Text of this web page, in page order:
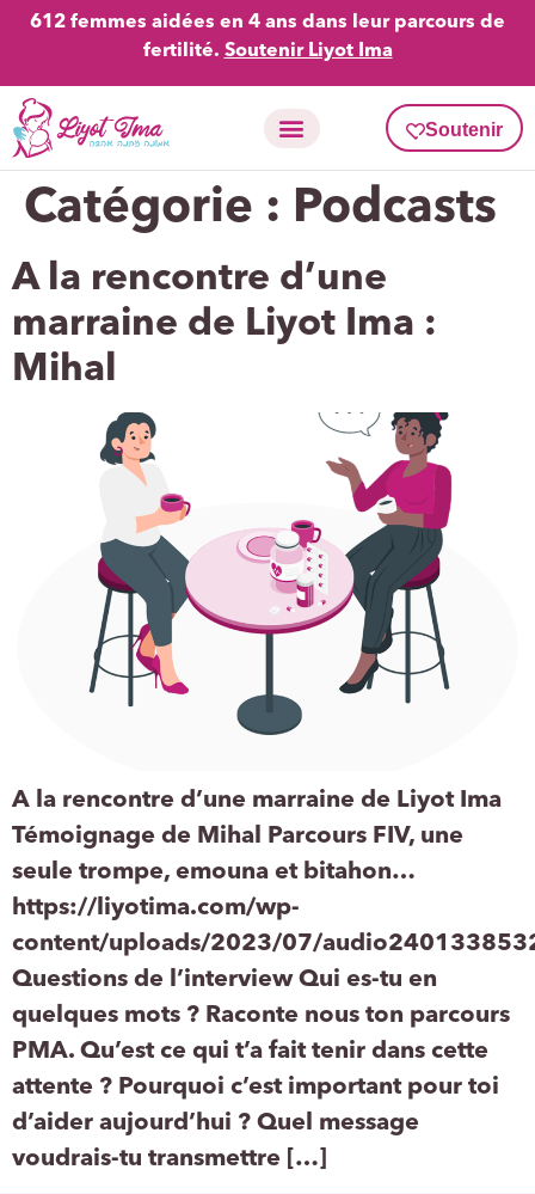
612 femmes aidées en 4 ans dans leur parcours de
fertilité. Soutenir Liyot Ima
Soutenir
Catégorie : Podcasts
A la rencontre d’une
marraine de Liyot Ima :
Mihal
A la rencontre d’une marraine de Liyot Ima
Témoignage de Mihal Parcours FIV, une
seule trompe, emouna et bitahon…
https://liyotima.com/wp-
content/uploads/2023/07/
Questions de l’interview Qui es-tu en
quelques mots ? Raconte nous ton parcours
PMA. Qu’est ce qui t’a fait tenir dans cette
attente ? Pourquoi c’est important pour toi
d’aider aujourd’hui ? Quel message
voudrais-tu transmettre […]